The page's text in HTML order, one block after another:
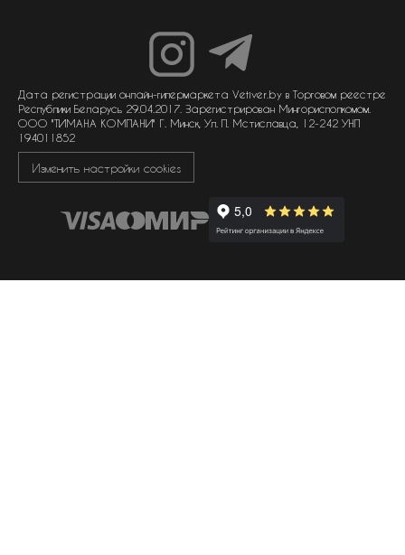
мужская парфюмерия
унисекс парфюмерия
доставка и оплата
как совершить покупку
политика обработки персональных данных
политика обработки файлов cookie
Дата регистрации онлайн-гипермаркета Vetiver.by в Торговом реестре
Республики Беларусь 29.04.2017. Зарегистрирован Мингорисполкомом.
ООО "ТИМАНА КОМПАНИ" Г. Минск, Ул. П. Мстиславца, 12-242 УНП
194011852
Изменить настройки cookies